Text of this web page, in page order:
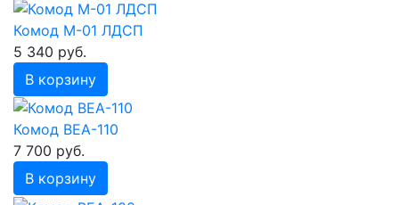
Комод М-01 ЛДСП
5 340 руб.
В корзину
Комод ВЕА-110
7 700 руб.
В корзину